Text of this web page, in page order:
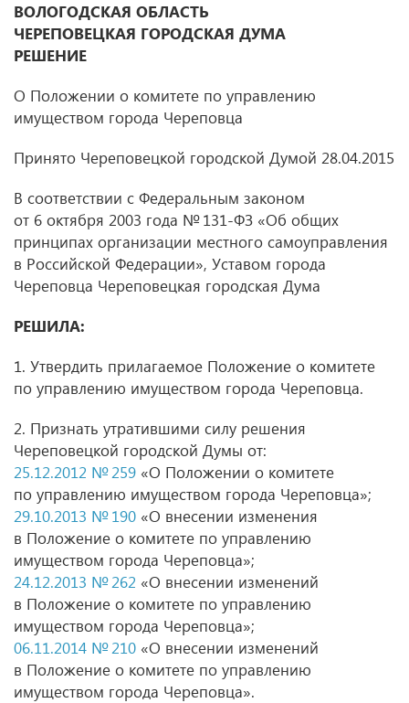
ВОЛОГОДСКАЯ ОБЛАСТЬ
ЧЕРЕПОВЕЦКАЯ ГОРОДСКАЯ ДУМА
РЕШЕНИЕ
О Положении о комитете по управлению
имуществом города Череповца
Принято Череповецкой городской Думой 28.04.2015
В соответствии с Федеральным законом
от 6 октября 2003 года № 131-ФЗ «Об общих
принципах организации местного самоуправления
в Российской Федерации», Уставом города
Череповца Череповецкая городская Дума
РЕШИЛА:
1. Утвердить прилагаемое Положение о комитете
по управлению имуществом города Череповца.
2. Признать утратившими силу решения
Череповецкой городской Думы от:
25.12.2012 № 259 «О Положении о комитете
по управлению имуществом города Череповца»;
29.10.2013 № 190 «О внесении изменения
в Положение о комитете по управлению
имуществом города Череповца»;
24.12.2013 № 262 «О внесении изменений
в Положение о комитете по управлению
имуществом города Череповца»;
06.11.2014 № 210 «О внесении изменений
в Положение о комитете по управлению
имуществом города Череповца».